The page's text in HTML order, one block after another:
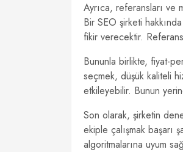
Ayrıca, referansları ve
Bir SEO şirketi
fikir verecektir.
Bununla birlikte, fiyat-
seçmek, düşük kaliteli
etkileyebilir. Bunun
Son olarak, şirketin
ekiple çalışmak başarı
algoritmalarına uyum